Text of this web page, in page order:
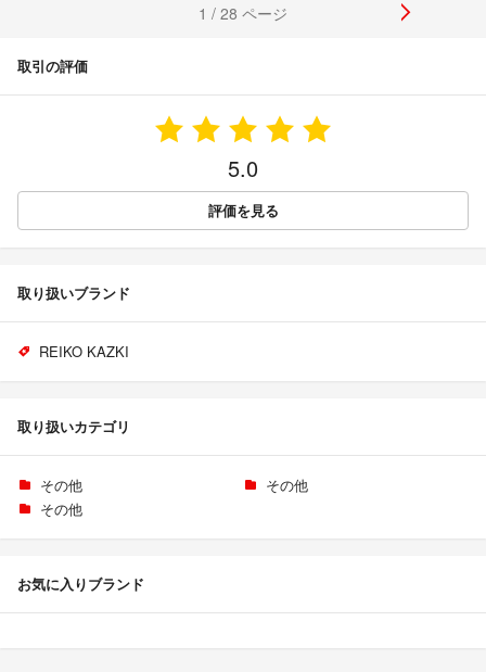
1 / 28 ページ
取引の評価
5.0
評価を見る
取り扱いブランド
REIKO KAZKI
取り扱いカテゴリ
その他
その他
その他
お気に入りブランド